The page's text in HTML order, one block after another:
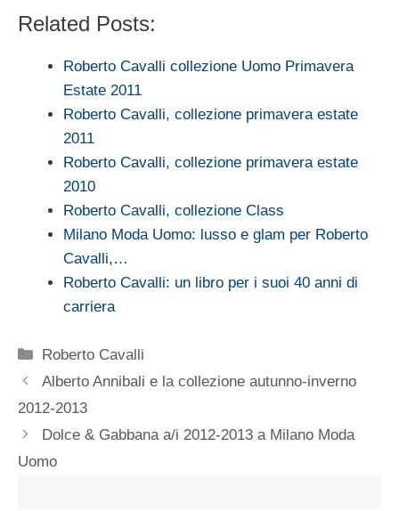
Related Posts:
Roberto Cavalli collezione Uomo Primavera
Estate 2011
Roberto Cavalli, collezione primavera estate
2011
Roberto Cavalli, collezione primavera estate
2010
Roberto Cavalli, collezione Class
Milano Moda Uomo: lusso e glam per Roberto
Cavalli,…
Roberto Cavalli: un libro per i suoi 40 anni di
carriera
Categorie
Roberto Cavalli
Alberto Annibali e la collezione autunno-inverno
2012-2013
Dolce & Gabbana a/i 2012-2013 a Milano Moda
Uomo